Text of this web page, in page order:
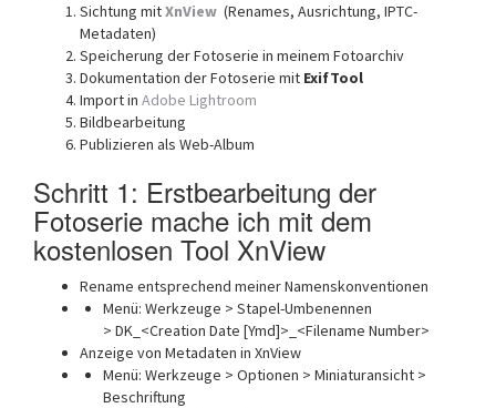
Sichtung mitXnView (Renames, Ausrichtung, IPTC-
Metadaten)
Speicherung der Fotoserie in meinem Fotoarchiv
Dokumentation der Fotoserie mit ExifTool
Import in Adobe Lightroom
Bildbearbeitung
Publizieren als Web-Album
Schritt 1: Erstbearbeitung der
Fotoserie mache ich mit dem
kostenlosen Tool XnView
Rename entsprechend meiner Namenskonventionen
Menü: Werkzeuge > Stapel-Umbenennen
> DK_<Creation Date [Ymd]>_<Filename Number>
Anzeige von Metadaten in XnView
Menü: Werkzeuge > Optionen > Miniaturansicht >
Beschriftung